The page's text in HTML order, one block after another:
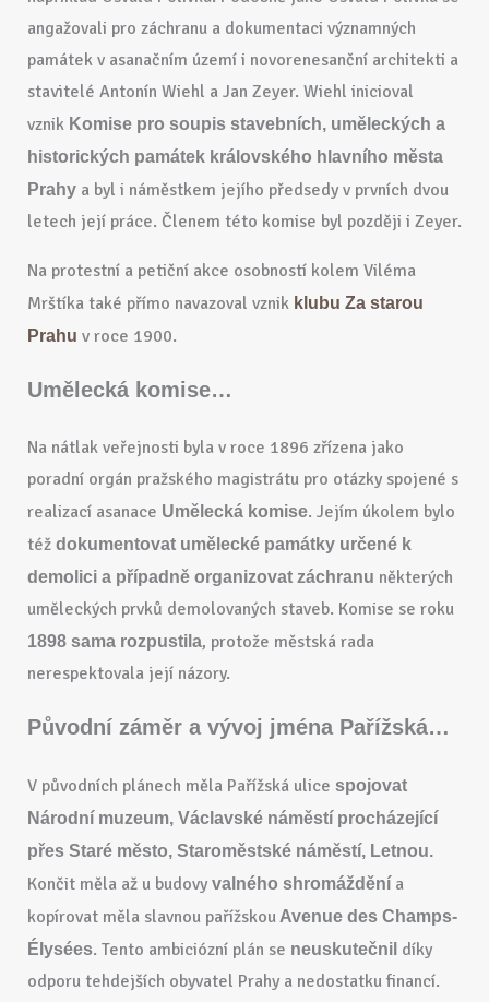
angažovali pro záchranu a dokumentaci významných
památek v asanačním území i novorenesanční architekti a
stavitelé Antonín Wiehl a Jan Zeyer. Wiehl inicioval
vznik Komise pro soupis stavebních, uměleckých a
historických památek královského hlavního města
Prahy a byl i náměstkem jejího předsedy v prvních dvou
letech její práce. Členem této komise byl později i Zeyer.
Na protestní a petiční akce osobností kolem Viléma
Mrštíka také přímo navazoval vznik klubu Za starou
Prahu v roce 1900.
Umělecká komise…
Na nátlak veřejnosti byla v roce 1896 zřízena jako
poradní orgán pražského magistrátu pro otázky spojené s
realizací asanace Umělecká komise. Jejím úkolem bylo
též dokumentovat umělecké památky určené k
demolici a případně organizovat záchranu některých
uměleckých prvků demolovaných staveb. Komise se roku
1898 sama rozpustila, protože městská rada
nerespektovala její názory.
Původní záměr a vývoj jména Pařížská…
V původních plánech měla Pařížská ulice spojovat
Národní muzeum, Václavské náměstí procházející
přes Staré město, Staroměstské náměstí, Letnou.
Končit měla až u budovy valného shromáždění a
kopírovat měla slavnou pařížskou Avenue des Champs-
Élysées. Tento ambiciózní plán se neuskutečnil díky
odporu tehdejších obyvatel Prahy a nedostatku financí.